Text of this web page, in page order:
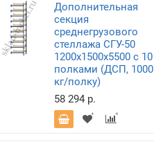
Дополнительная
секция
среднегрузового
стеллажа СГУ-50
1200х1500х5500 с 10
полками (ДСП, 1000
кг/полку)
58 294 р.